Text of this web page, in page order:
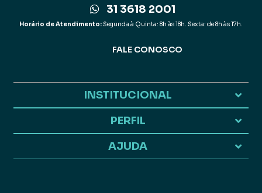
31 3618 2001
Horário de Atendimento:Segunda à Quinta: 8h às 18h. Sexta: de 8h às 17h.
FALE CONOSCO
INSTITUCIONAL
PERFIL
AJUDA